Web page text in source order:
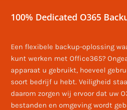
100% Dedicated O365
Een flexibele backup-oplossing
kunt werken met Office365?
apparaat u gebruikt, hoeveel
soort bedrijf u hebt. Veiligheid
daarom zorgen wij ervoor dat uw
bestanden en omgeving wordt